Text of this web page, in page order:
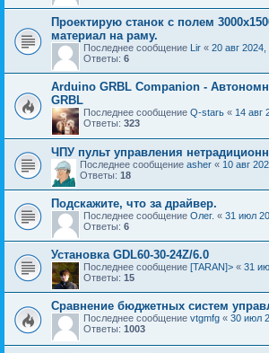
Проектирую станок с полем
материал на раму.
Последнее сообщение Lir « 20 авг 2024,
Ответы: 6
Arduino GRBL Companion -
GRBL
Последнее сообщение Q-starь « 14 авг
Ответы: 323
ЧПУ пульт управления
Последнее сообщение asher « 10 авг
Ответы: 18
Подскажите, что за драйвер.
Последнее сообщение Олег. « 31 июл
Ответы: 6
Установка GDL60-30-24Z/6.0
Последнее сообщение [TARAN]> « 31
Ответы: 15
Сравнение бюджетных систем
Последнее сообщение vtgmfg « 30 июл
Ответы: 1003